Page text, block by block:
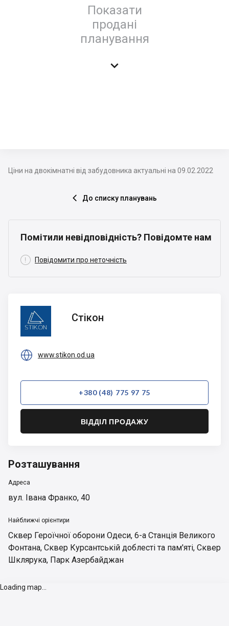
Показати
продані
планування

Ціни на двокімнатні від забудовника актуальні на 09.02.2022
 До списку планувань
Помітили невідповідність? Повідомте нам
 Повідомити про неточність
Стікон
Стікон
 www.stikon.od.ua
+380 (48) 775 97 75
ВІДДІЛ ПРОДАЖУ
Розташування
Адреса
вул. Івана Франко, 40
Найближчі орієнтири
Сквер Героїчної оборони Одеси, 6-а Станція Великого
Фонтана, Сквер Курсантській доблесті та пам'яті, Сквер
Шклярука, Парк Азербайджан
Loading map...